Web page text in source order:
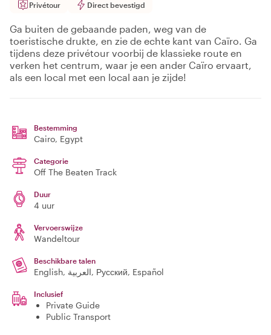
Privétour Direct bevestigd
Ga buiten de gebaande paden, weg van de
toeristische drukte, en zie de echte kant van Caïro. Ga
tijdens deze privétour voorbij de klassieke route en
verken het centrum, waar je een ander Caïro ervaart,
als een local met een local aan je zijde!
Bestemming
Cairo, Egypt
Categorie
Off The Beaten Track
Duur
4 uur
Vervoerswijze
Wandeltour
Beschikbare talen
English, العربية, Русский, Español
Inclusief
Private Guide
Public Transport